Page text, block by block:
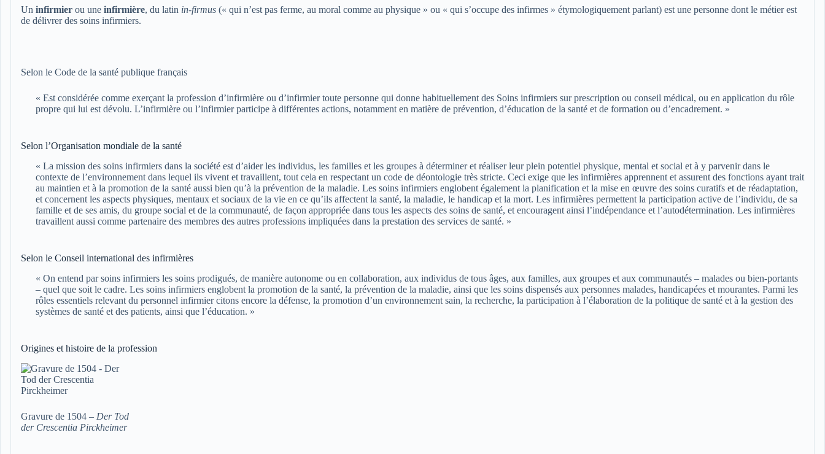
Un infirmier ou une infirmière, du latin in-firmus (« qui n’est pas ferme, au moral comme au physique » ou « qui s’occupe des infirmes » étymologiquement parlant) est une personne dont le métier est
de délivrer des soins infirmiers.
Selon le Code de la santé publique français
« Est considérée comme exerçant la profession d’infirmière ou d’infirmier toute personne qui donne habituellement des Soins infirmiers sur prescription ou conseil médical, ou en application du rôle
propre qui lui est dévolu. L’infirmière ou l’infirmier participe à différentes actions, notamment en matière de prévention, d’éducation de la santé et de formation ou d’encadrement. »
Selon l’Organisation mondiale de la santé
« La mission des soins infirmiers dans la société est d’aider les individus, les familles et les groupes à déterminer et réaliser leur plein potentiel physique, mental et social et à y parvenir dans le
contexte de l’environnement dans lequel ils vivent et travaillent, tout cela en respectant un code de déontologie très stricte. Ceci exige que les infirmières apprennent et assurent des fonctions ayant trait
au maintien et à la promotion de la santé aussi bien qu’à la prévention de la maladie. Les soins infirmiers englobent également la planification et la mise en œuvre des soins curatifs et de réadaptation,
et concernent les aspects physiques, mentaux et sociaux de la vie en ce qu’ils affectent la santé, la maladie, le handicap et la mort. Les infirmières permettent la participation active de l’individu, de sa
famille et de ses amis, du groupe social et de la communauté, de façon appropriée dans tous les aspects des soins de santé, et encouragent ainsi l’indépendance et l’autodétermination. Les infirmières
travaillent aussi comme partenaire des membres des autres professions impliquées dans la prestation des services de santé. »
Selon le Conseil international des infirmières
« On entend par soins infirmiers les soins prodigués, de manière autonome ou en collaboration, aux individus de tous âges, aux familles, aux groupes et aux communautés – malades ou bien-portants
– quel que soit le cadre. Les soins infirmiers englobent la promotion de la santé, la prévention de la maladie, ainsi que les soins dispensés aux personnes malades, handicapées et mourantes. Parmi les
rôles essentiels relevant du personnel infirmier citons encore la défense, la promotion d’un environnement sain, la recherche, la participation à l’élaboration de la politique de santé et à la gestion des
systèmes de santé et des patients, ainsi que l’éducation. »
Origines et histoire de la profession
Gravure de 1504 – Der Tod
der Crescentia Pirckheimer